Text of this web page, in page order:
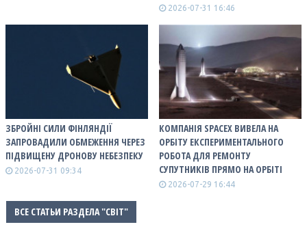
2026-07-31 16:46
ЗБРОЙНІ СИЛИ ФІНЛЯНДІЇ
ЗАПРОВАДИЛИ ОБМЕЖЕННЯ ЧЕРЕЗ
ПІДВИЩЕНУ ДРОНОВУ НЕБЕЗПЕКУ
2026-07-31 09:34
КОМПАНІЯ SPACEX ВИВЕЛА НА
ОРБІТУ ЕКСПЕРИМЕНТАЛЬНОГО
РОБОТА ДЛЯ РЕМОНТУ
СУПУТНИКІВ ПРЯМО НА ОРБІТІ
2026-07-29 16:44
ВСЕ СТАТЬИ РАЗДЕЛА "СВІТ"